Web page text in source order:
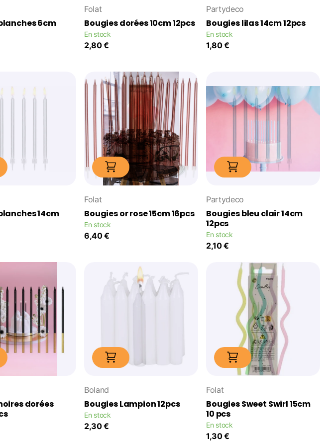
6cm
Folat
Bougies dorées 10cm 12pcs
En stock
2,80 €
Partydeco
Bougies lilas 14cm 12pcs
En stock
1,80 €
14cm
Folat
Bougies or rose 15cm 16pcs
En stock
6,40 €
Partydeco
Bougies bleu clair 14cm
12pcs
En stock
2,10 €
dorées
Boland
Bougies Lampion 12pcs
En stock
2,30 €
Folat
Bougies Sweet Swirl 15cm
10 pcs
En stock
1,30 €